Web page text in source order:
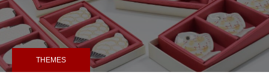
THEMES